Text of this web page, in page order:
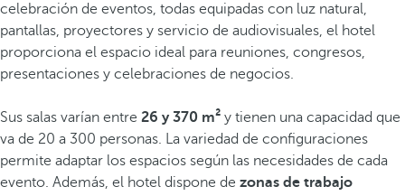
celebración de eventos, todas equipadas con luz natural,
pantallas, proyectores y servicio de audiovisuales, el hotel
proporciona el espacio ideal para reuniones, congresos,
presentaciones y celebraciones de negocios.
Sus salas varían entre 26 y 370 m² y tienen una capacidad que
va de 20 a 300 personas. La variedad de configuraciones
permite adaptar los espacios según las necesidades de cada
evento. Además, el hotel dispone de zonas de trabajo